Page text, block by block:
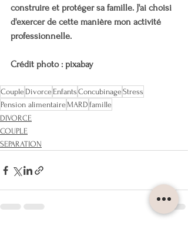
construire et protéger sa famille. J'ai choisi
d'exercer de cette manière mon activité
professionnelle.
Crédit photo : pixabay
Couple Divorce Enfants ConcubinageStress
Pension alimentaire MARD famille
DIVORCE
COUPLE
SEPARATION